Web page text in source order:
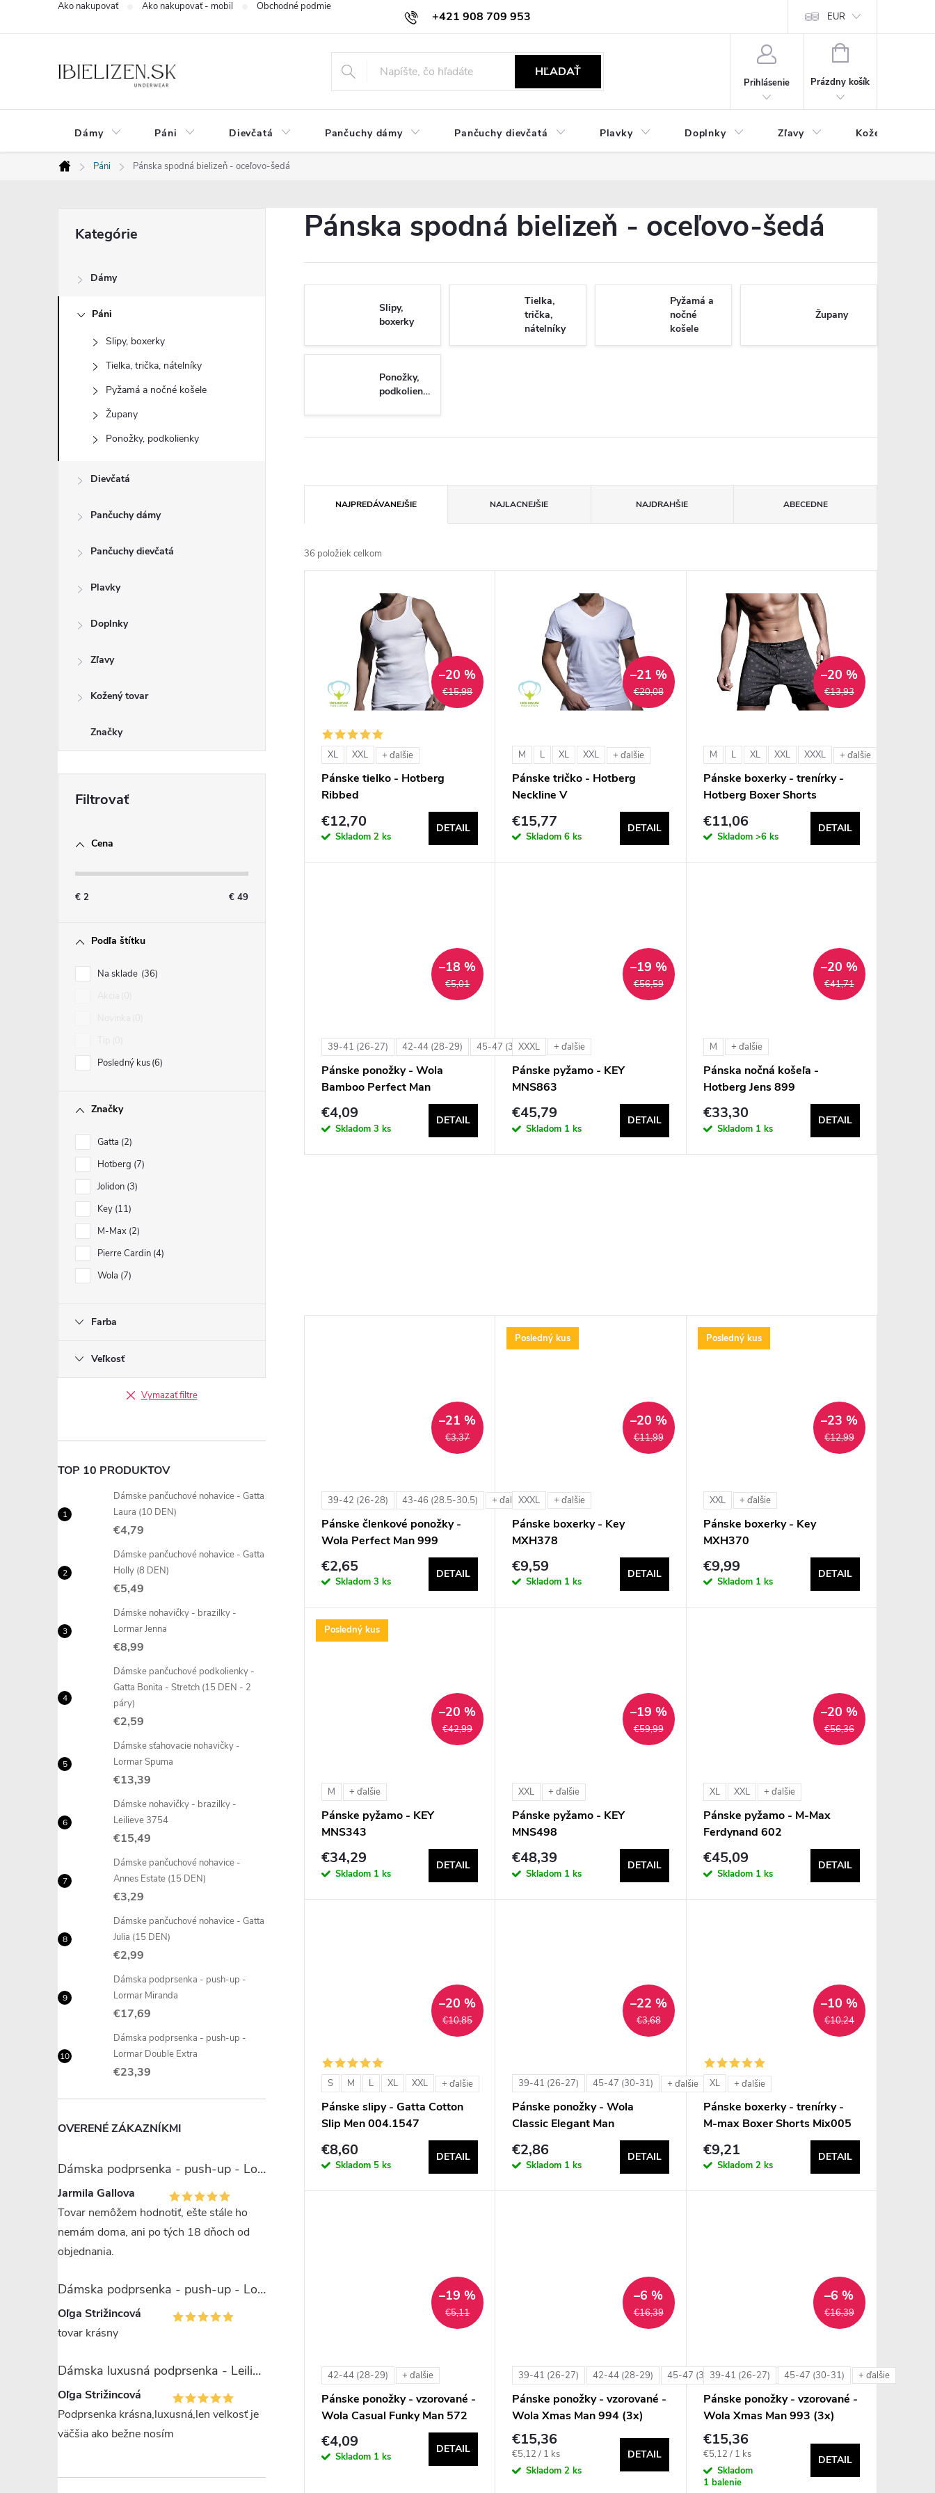
+421 908 709 953
objednavky@ibielizen.sk
Ako nakupovať Ako nakupovať - mobil Obchodné podmienky
EUR
HĽADAŤ
Prihlásenie
NÁKUPNÝ
Prázdny košík
Dámy Páni Dievčatá Pančuchy dámy Pančuchy dievčatá Plavky Doplnky Zľavy Kožený tovar
Domov
Páni Pánska spodná bielizeň - oceľovo-šedá
č
n
kategórie
Kategórie
Dámy
Páni
Slipy, boxerky
Tielka, trička, nátelníky
Pyžamá a nočné košele
Župany
Ponožky, podkolienky
Dievčatá
Pančuchy dámy
Pančuchy dievčatá
Plavky
Doplnky
Zľavy
Kožený tovar
Značky
Cena
€ 2 € 49
Podľa štítku
Na sklade 36
Posledný kus 6
Značky
Gatta 2
Hotberg 7
Jolidon 3
Key 11
M-Max 2
Pierre Cardin 4
Wola 7
Farba
Veľkosť
Vymazať filtre
TOP 10 PRODUKTOV
Dámske pančuchové nohavice - Gatta
Laura (10 DEN)
€4,79
Dámske pančuchové nohavice - Gatta
Holly (8 DEN)
€5,49
Dámske nohavičky - brazilky -
Lormar Jenna
€8,99
Dámske pančuchové podkolienky -
Gatta Bonita - Stretch (15 DEN - 2
páry)
€2,59
Dámske sťahovacie nohavičky -
Lormar Spuma
€13,39
Dámske nohavičky - brazilky -
Leilieve 3754
€15,49
Dámske pančuchové nohavice -
Annes Estate (15 DEN)
€3,29
Dámske pančuchové nohavice - Gatta
Julia (15 DEN)
€2,99
Dámska podprsenka - push-up -
Lormar Miranda
€17,69
Dámska podprsenka - push-up -
Lormar Double Extra
€23,39
OVERENÉ ZÁKAZNÍKMI
Dámska podprsenka - push-up - Lormar Miranda
Jarmila Gallova
Tovar nemôžem hodnotiť, ešte stále ho
nemám doma, ani po tých 18 dňoch od
objednania.
Dámska podprsenka - push-up - Lormar Saten Soft up
Oľga Strižincová
tovar krásny
Dámska luxusná podprsenka - Leilieve 7743
Oľga Strižincová
Podprsenka krásna,luxusná,len velkosť je
väčšia ako bežne nosím
Pánska spodná bielizeň - oceľovo-šedá
Slipy,
boxerky
Tielka,
trička,
nátelníky
Pyžamá a
nočné
košele
Župany
Ponožky,
podkolienky
a
d
NAJPREDÁVANEJŠIE NAJLACNEJŠIE NAJDRAHŠIE ABECEDNE
36 položiek celkom
d
€15,98
–20 %
XL XXL + ďalšie
Pánske tielko - Hotberg
Ribbed
€12,70
Skladom 2 ks
DETAIL
€20,08
–21 %
M L XL XXL + ďalšie
Pánske tričko - Hotberg
Neckline V
€15,77
Skladom6 ks
DETAIL
€13,93
–20 %
M L XL XXL XXXL + ďalšie
Pánske boxerky - trenírky -
Hotberg Boxer Shorts
€11,06
Skladom >6 ks
DETAIL
€5,01
–18 %
39-41 (26-27) 42-44 (28-29) 45-47 (30-31) + ďalšie
Pánske ponožky - Wola
Bamboo Perfect Man
€4,09
Skladom 3 ks
DETAIL
€56,59
–19 %
XXXL + ďalšie
Pánske pyžamo - KEY
MNS863
€45,79
Skladom 1 ks
DETAIL
€41,71
–20 %
M + ďalšie
Pánska nočná košeľa -
Hotberg Jens 899
€33,30
Skladom 1 ks
DETAIL
€3,37
–21 %
39-42 (26-28) 43-46 (28.5-30.5) + ďalšie
Pánske členkové ponožky -
Wola Perfect Man 999
€2,65
Skladom 3 ks
DETAIL
Posledný kus
€11,99
–20 %
XXXL + ďalšie
Pánske boxerky - Key
MXH378
€9,59
Skladom 1 ks
DETAIL
Posledný kus
€12,99
–23 %
XXL + ďalšie
Pánske boxerky - Key
MXH370
€9,99
Skladom 1 ks
DETAIL
Posledný kus
€42,99
–20 %
M + ďalšie
Pánske pyžamo - KEY
MNS343
€34,29
Skladom 1 ks
DETAIL
€59,99
–19 %
XXL + ďalšie
Pánske pyžamo - KEY
MNS498
€48,39
Skladom 1 ks
DETAIL
€56,36
–20 %
XL XXL + ďalšie
Pánske pyžamo - M-Max
Ferdynand 602
€45,09
Skladom 1 ks
DETAIL
€10,85
–20 %
S M L XL XXL + ďalšie
Pánske slipy - Gatta Cotton
Slip Men 004.1547
€8,60
Skladom 5 ks
DETAIL
€3,68
–22 %
39-41 (26-27) 45-47 (30-31) + ďalšie
Pánske ponožky - Wola
Classic Elegant Man
€2,86
Skladom 1 ks
DETAIL
€10,24
–10 %
XL + ďalšie
Pánske boxerky - trenírky -
M-max Boxer Shorts Mix005
€9,21
Skladom 2 ks
DETAIL
€5,11
–19 %
42-44 (28-29) + ďalšie
Pánske ponožky - vzorované -
Wola Casual Funky Man 572
€4,09
Skladom 1 ks
DETAIL
€16,39
–6 %
39-41 (26-27) 42-44 (28-29) 45-47 (30-31) + ďalšie
Pánske ponožky - vzorované -
Wola Xmas Man 994 (3x)
€15,36
Jednotková
cena:
€5,12 / 1 ks
Skladom2 ks
DETAIL
€16,39
–6 %
39-41 (26-27) 45-47 (30-31) + ďalšie
Pánske ponožky - vzorované -
Wola Xmas Man 993 (3x)
€15,36
Jednotková
cena:
€5,12 / 1 ks
Skladom
1 balenie
DETAIL